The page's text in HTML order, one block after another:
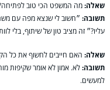
שאלה:מה המשפט הכי טוב
תשובה: ״חשוב לי שנצא מפה עם
עליו?״ זה מציב טון של שיתוף, בלי
שאלה: האם חייבים לחשוף את כל
תשובה:לא. אמון לא אומר שקיפות
למעשים.